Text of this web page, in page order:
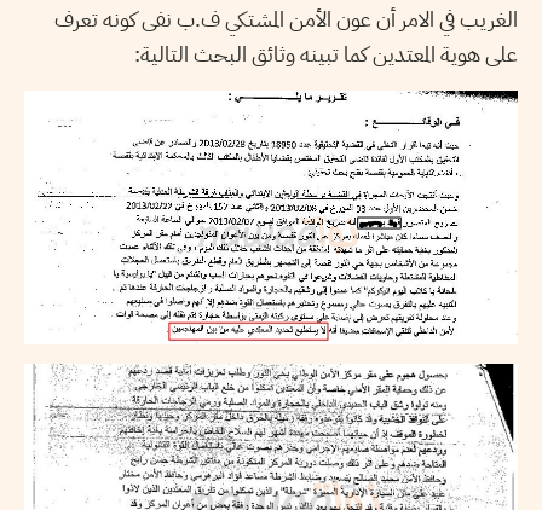
الغريب في الامر أن عون الأمن المشتكي ف.ب نفى كونه تعرف
على هوية المعتدين كما تبينه وثائق البحث التالية: